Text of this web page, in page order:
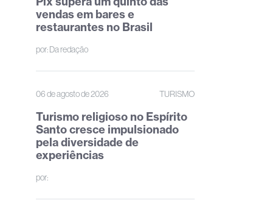
vendas em bares e
restaurantes no Brasil
por:Da redação
06 de agosto de 2026 TURISMO
Turismo religioso no Espírito
Santo cresce impulsionado
pela diversidade de
experiências
por: